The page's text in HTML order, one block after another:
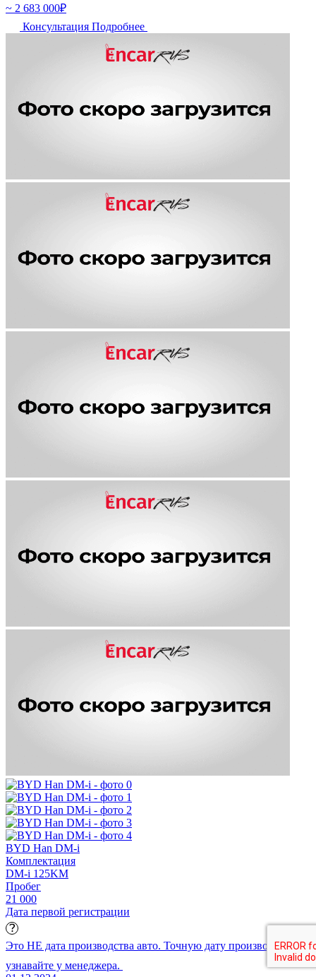
~ 2 683 000₽
Консультация Подробнее
BYD Han DM-i
Комплектация
DM-i 125KM
Пробег
21 000
Дата первой регистрации
Это НЕ дата производства авто. Точную дату производства
узнавайте у менеджера.